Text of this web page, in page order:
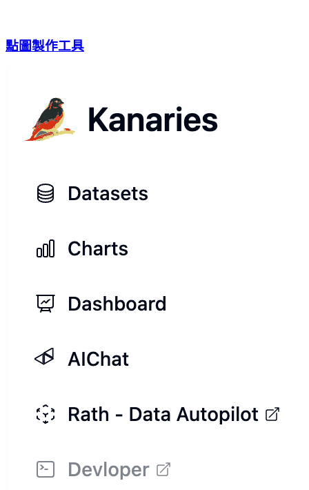
點圖製作工具